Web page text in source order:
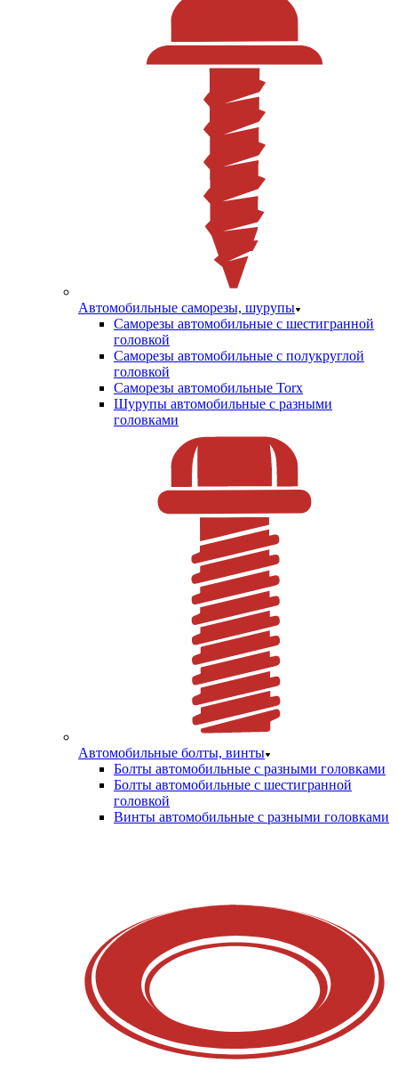
Автомобильные саморезы, шурупы
Саморезы автомобильные с шестигранной
головкой
Саморезы автомобильные с полукруглой
головкой
Саморезы автомобильные Torx
Шурупы автомобильные с разными
головками
Автомобильные болты, винты
Болты автомобильные с разными головками
Болты автомобильные с шестигранной
головкой
Винты автомобильные с разными головками